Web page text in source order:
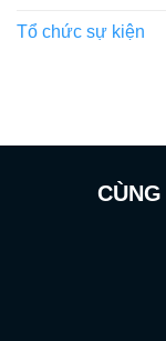
Tổ chức sự kiện